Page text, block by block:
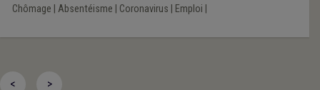
Chômage Absentéisme Coronavirus Emploi
< >